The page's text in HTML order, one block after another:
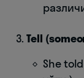
Tell
She